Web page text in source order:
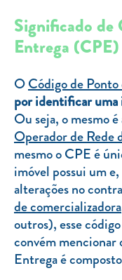
Mais
SERVIÇOS
ROTULAGEM
JUNTE-SE A NÓS
TARIFA SOCIAL
APP MOBILE
CONTADORES
FATURAS
PRÉMIOS
Significado de
Entrega (CPE)
OCódigo de
por identificar uma
Ou seja, o mesmo
Operador de
mesmo o CPE é
imóvel possui um
alterações no
de comercializadora
outros), esse
convém mencionar
Entrega é